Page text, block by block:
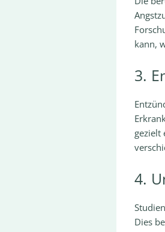
kann,
3.
gezielt
4.
Dies